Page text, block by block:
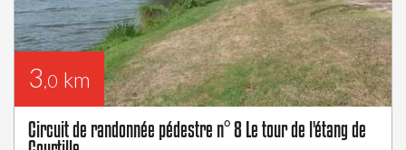
3,0 km
Circuit de randonnée pédestre n° 8 Le tour de l'étang de